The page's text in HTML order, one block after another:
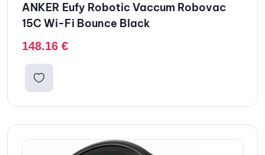
ANKER Eufy Robotic Vaccum Robovac
15C Wi-Fi Bounce Black
148.16 €